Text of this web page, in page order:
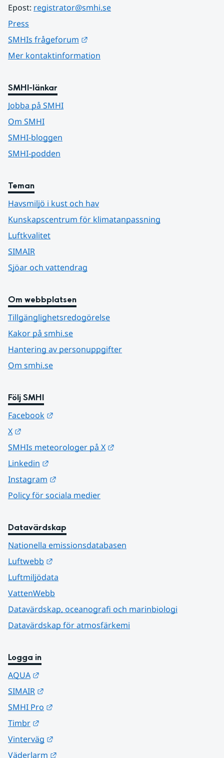
Epost: registrator@smhi.se
Press
SMHIs frågeforum
Mer kontaktinformation
SMHI-länkar
Jobba på SMHI
Om SMHI
SMHI-bloggen
SMHI-podden
Teman
Havsmiljö i kust och hav
Kunskapscentrum för klimatanpassning
Luftkvalitet
SIMAIR
Sjöar och vattendrag
Om webbplatsen
Tillgänglighetsredogörelse
Kakor på smhi.se
Hantering av personuppgifter
Om smhi.se
Följ SMHI
Facebook
X
SMHIs meteorologer på X
Linkedin
Instagram
Policy för sociala medier
Datavärdskap
Nationella emissionsdatabasen
Luftwebb
Luftmiljödata
VattenWebb
Datavärdskap, oceanografi och marinbiologi
Datavärdskap för atmosfärkemi
Logga in
AQUA
SIMAIR
SMHI Pro
Timbr
Vinterväg
Väderlarm